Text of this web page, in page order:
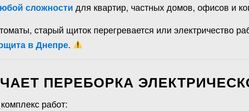
сложности для квартир, частных домов, офисов и
старый щиток перегревается или электричество
в Днепре.
ПЕРЕБОРКА
работ: